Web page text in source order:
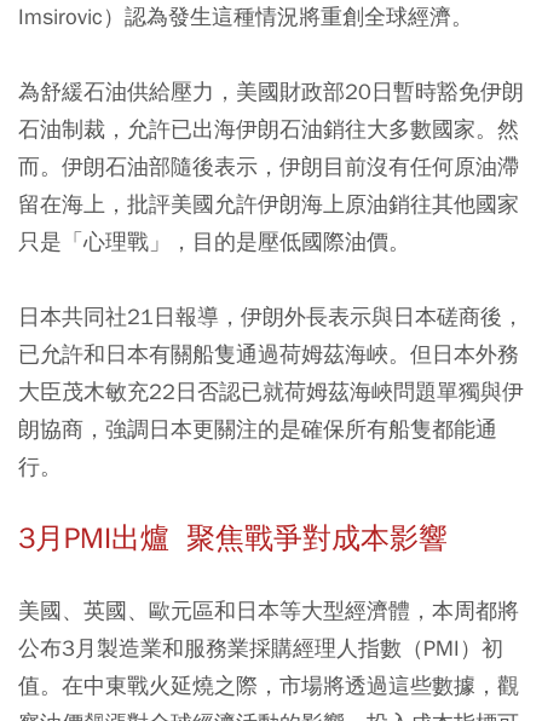
Imsirovic）認為發生這種情況將重創全球經濟。
為舒緩石油供給壓力，美國財政部20日暫時豁免伊朗
石油制裁，允許已出海伊朗石油銷往大多數國家。然
而。伊朗石油部隨後表示，伊朗目前沒有任何原油滯
留在海上，批評美國允許伊朗海上原油銷往其他國家
只是「心理戰」，目的是壓低國際油價。
日本共同社21日報導，伊朗外長表示與日本磋商後，
已允許和日本有關船隻通過荷姆茲海峽。但日本外務
大臣茂木敏充22日否認已就荷姆茲海峽問題單獨與伊
朗協商，強調日本更關注的是確保所有船隻都能通
行。
3月PMI出爐 聚焦戰爭對成本影響
美國、英國、歐元區和日本等大型經濟體，本周都將
公布3月製造業和服務業採購經理人指數（PMI）初
值。在中東戰火延燒之際，市場將透過這些數據，觀